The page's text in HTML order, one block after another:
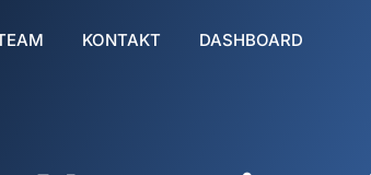
KONTAKT DASHBOARD